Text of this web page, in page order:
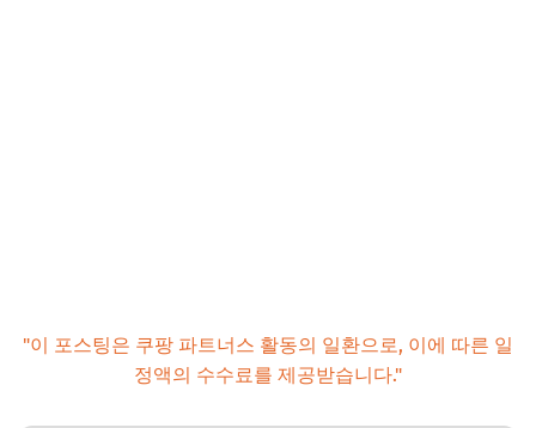
"이 포스팅은 쿠팡 파트너스 활동의 일환으로, 이에 따른 일
정액의 수수료를 제공받습니다."